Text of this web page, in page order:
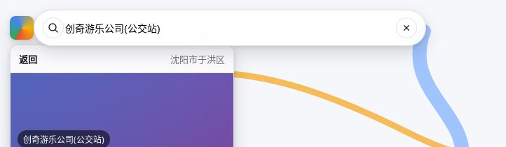
返回 沈阳市于洪区
创奇游乐公司(公交站)